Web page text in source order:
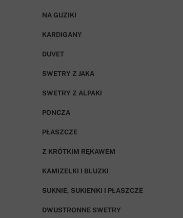
NA GUZIKI
KARDIGANY
DUVET
SWETRY Z JAKA
SWETRY Z ALPAKI
PONCZA
PŁASZCZE
Z KRÓTKIM RĘKAWEM
KAMIZELKI I BLUZKI
SUKNIE, SUKIENKI I PŁASZCZE
DWUSTRONNE SWETRY